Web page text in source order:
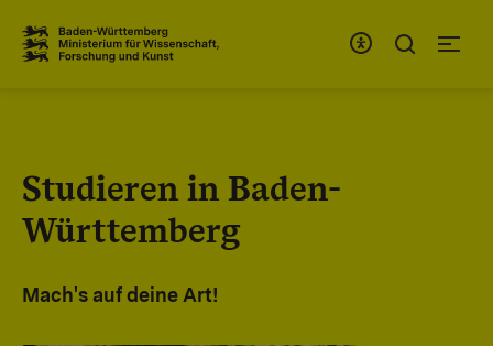
Studieren in Baden-
Württemberg
Mach's auf deine Art!